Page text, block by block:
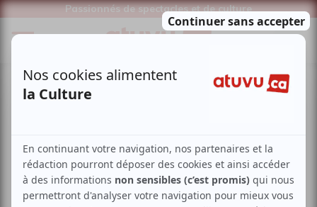
Passionnés de spectacles et de culture